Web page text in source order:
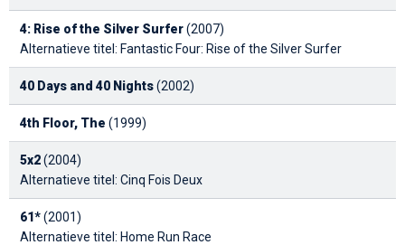
4: Rise of the Silver Surfer(2007)
Alternatieve titel: Fantastic Four: Rise of the Silver Surfer
40 Days and 40 Nights(2002)
4th Floor, The (1999)
5x2(2004)
Alternatieve titel: Cinq Fois Deux
61*(2001)
Alternatieve titel: Home Run Race